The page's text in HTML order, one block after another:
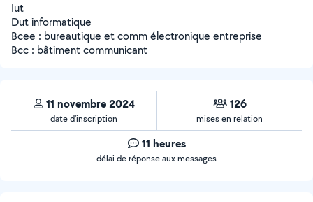
Iut
Dut informatique
Bcee : bureautique et comm électronique entreprise
Bcc : bâtiment communicant
11 novembre 2024
date d’inscription
126
mises en relation
11 heures
délai de réponse aux messages